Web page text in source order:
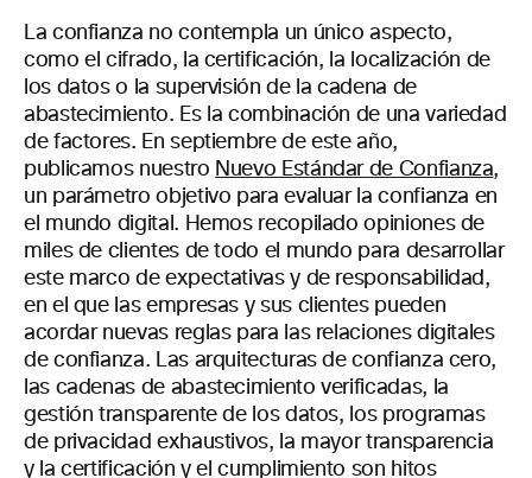
La confianza no contempla un único aspecto,
como el cifrado, la certificación, la localización de
los datos o la supervisión de la cadena de
abastecimiento. Es la combinación de una variedad
de factores. En septiembre de este año,
publicamos nuestro Nuevo Estándar de Confianza,
un parámetro objetivo para evaluar la confianza en
el mundo digital. Hemos recopilado opiniones de
miles de clientes de todo el mundo para desarrollar
este marco de expectativas y de responsabilidad,
en el que las empresas y sus clientes pueden
acordar nuevas reglas para las relaciones digitales
de confianza. Las arquitecturas de confianza cero,
las cadenas de abastecimiento verificadas, la
gestión transparente de los datos, los programas
de privacidad exhaustivos, la mayor transparencia
y la certificación y el cumplimiento son hitos